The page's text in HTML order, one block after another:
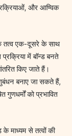
और आण्विक
तत्व एक-दूसरे के साथ
में बॉन्ड बनते
किए जाते हैं।
बनाए जा सकते हैं,
गुणधर्मों को प्रभावित
के माध्यम से तत्वों की